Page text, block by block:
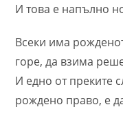
И това е напълно
Всеки има
горе, да взима
И едно от преките
рождено право, е